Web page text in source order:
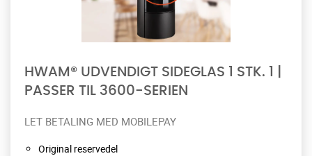
HWAM® UDVENDIGT SIDEGLAS 1 STK. 1 |
PASSER TIL 3600-SERIEN
LET BETALING MED MOBILEPAY
Original reservedel